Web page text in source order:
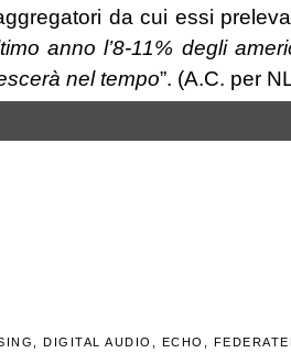
da cui essi
anno l’8-11% degli
nel tempo”. (A.C. per
DIGITAL AUDIO ECHO